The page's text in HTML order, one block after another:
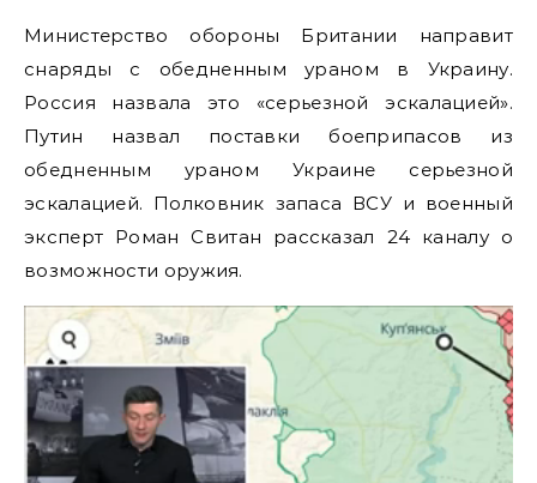
Министерство обороны Британии направит
снаряды с обедненным ураном в Украину.
Россия назвала это «серьезной эскалацией».
Путин назвал поставки боеприпасов из
обедненным ураном Украине серьезной
эскалацией. Полковник запаса ВСУ и военный
эксперт Роман Свитан рассказал 24 каналу о
возможности оружия.